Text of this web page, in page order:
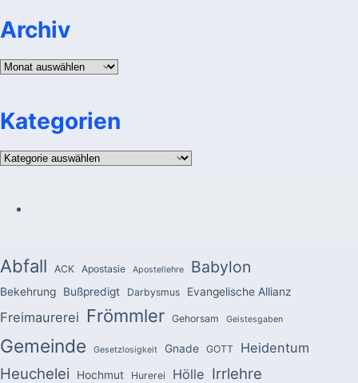
Archiv
Archiv
Kategorien
Kategorien
Abfall ACK Apostasie Apostellehre Babylon
Bekehrung Bußpredigt Darbysmus Evangelische Allianz
Freimaurerei Frömmler Gehorsam Geistesgaben
Gemeinde Gesetzlosigkeit Gnade GOTT Heidentum
Heuchelei Hochmut Hurerei Hölle Irrlehre